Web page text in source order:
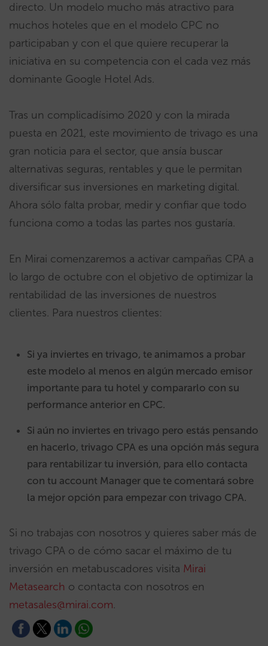
directo. Un modelo mucho más atractivo para
muchos hoteles que en el modelo CPC no
participaban y con el que quiere recuperar la
iniciativa en su competencia con el cada vez más
dominante Google Hotel Ads.
Tras un complicadísimo 2020 y con la mirada
puesta en 2021, este movimiento de trivago es una
gran noticia para el sector, que ansía buscar
alternativas seguras, rentables y que le permitan
diversificar sus inversiones en marketing digital.
Ahora sólo falta probar, medir y confiar que todo
funciona como a todas las partes nos gustaría.
En Mirai comenzaremos a activar campañas CPA a
lo largo de octubre con el objetivo de optimizar la
rentabilidad de las inversiones de nuestros
clientes. Para nuestros clientes:
Si ya inviertes en trivago, te animamos a probar
este modelo al menos en algún mercado emisor
importante para tu hotel y compararlo con su
performance anterior en CPC.
Si aún no inviertes en trivago pero estás pensando
en hacerlo, trivago CPA es una opción más segura
para rentabilizar tu inversión, para ello contacta
con tu account Manager que te comentará sobre
la mejor opción para empezar con trivago CPA.
Si no trabajas con nosotros y quieres saber más de
trivago CPA o de cómo sacar el máximo de tu
inversión en metabuscadores visita Mirai
Metasearch o contacta con nosotros en
metasales@mirai.com.